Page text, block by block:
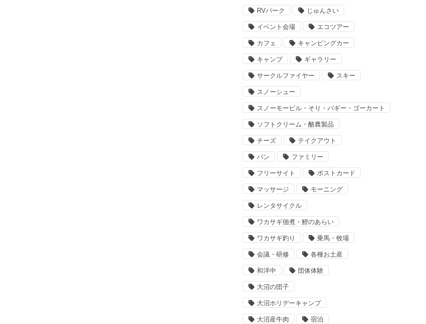
RVパーク じゅんさい
イベント会場 エコツアー
カフェ キャンピングカー
キャンプ ギャラリー
サークルファイヤー スキー
スノーシュー
スノーモービル・そり・バギー・ゴーカート
ソフトクリーム・酪農製品
チーズ テイクアウト
パン ファミリー
フリーサイト ポストカード
マッサージ モーニング
レンタサイクル
ワカサギ佃煮・鯉のあらい
ワカサギ釣り 乗馬・牧場
会議・研修 各種お土産
和洋中 団体体験
大沼の団子
大沼ホリデーキャンプ
大沼産牛肉 宿泊